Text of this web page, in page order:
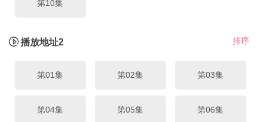
第10集
排序
播放地址2
第01集 第02集 第03集
第04集 第05集 第06集